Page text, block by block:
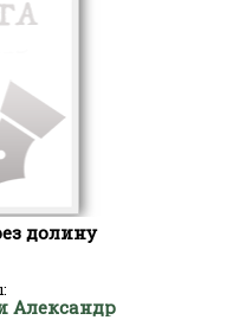
долину
Александр